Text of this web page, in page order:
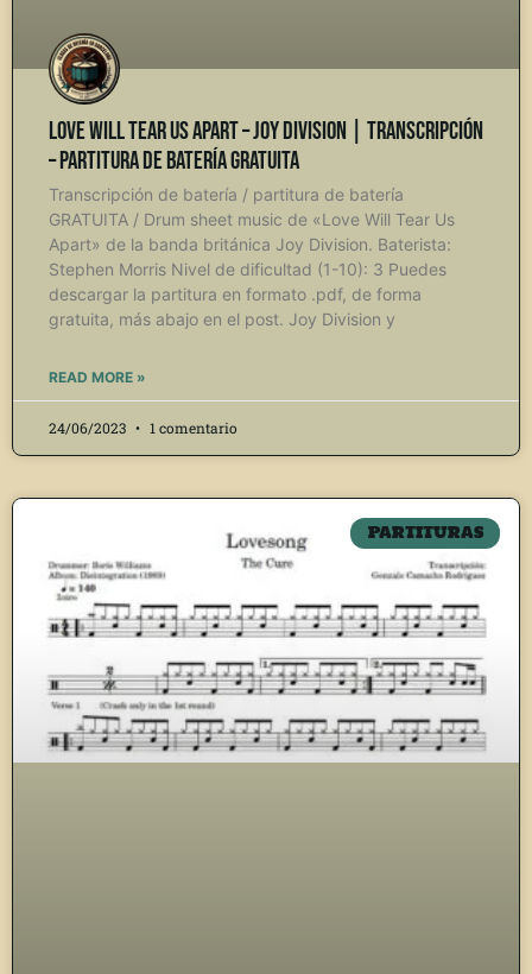
Love Will Tear Us Apart – Joy Division | Transcripción
– Partitura de Batería gratuita
Transcripción de batería / partitura de batería
GRATUITA / Drum sheet music de «Love Will Tear Us
Apart» de la banda británica Joy Division. Baterista:
Stephen Morris Nivel de dificultad (1-10): 3 Puedes
descargar la partitura en formato .pdf, de forma
gratuita, más abajo en el post. Joy Division y
READ MORE »
24/06/2023 1 comentario
PARTITURAS